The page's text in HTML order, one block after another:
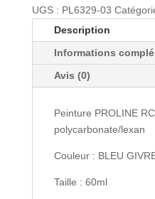
19,20€.
de
PROLINE
peinture
carrosserie
-
Givré
Bonbon
UGS : PL6329-03
Description
Informations
Avis (0)
Peinture PROLINE
polycarbonate/lexan
Couleur : BLEU
Taille : 60ml